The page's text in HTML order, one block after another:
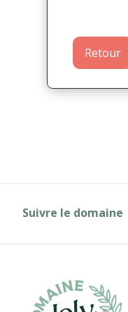
Retour
Suivre le domaine